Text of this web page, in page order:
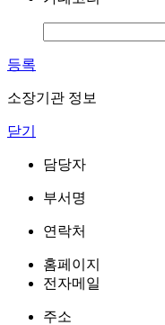
등록
소장기관 정보
닫기
담당자
부서명
연락처
홈페이지
전자메일
주소